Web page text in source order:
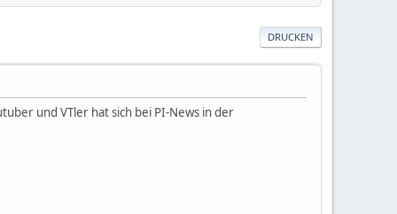
DRUCKEN
und VTler hat sich bei PI-News in der